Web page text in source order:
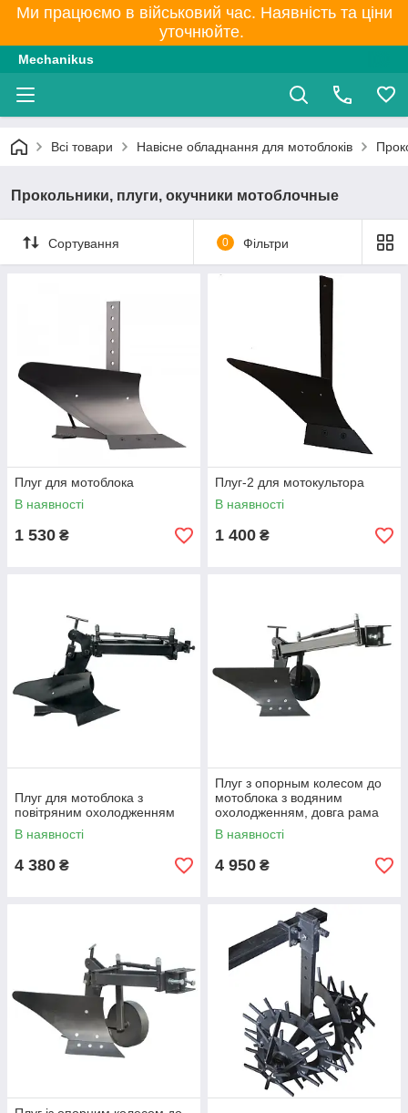
Ми працюємо в військовий час. Наявність та ціни
уточнюйте.
Mechanikus
Всі товари Навісне обладнання для мотоблоків
Прокольники, плуги, окучники мотоблочные
Сортування 0 Фільтри
Плуг для мотоблока
В наявності
1 530 ₴
Плуг-2 для мотокультора
В наявності
1 400 ₴
Плуг для мотоблока з
повітряним охолодженням
В наявності
4 380 ₴
Плуг з опорным колесом до
мотоблока з водяним
охолодженням, довга рама
В наявності
4 950 ₴